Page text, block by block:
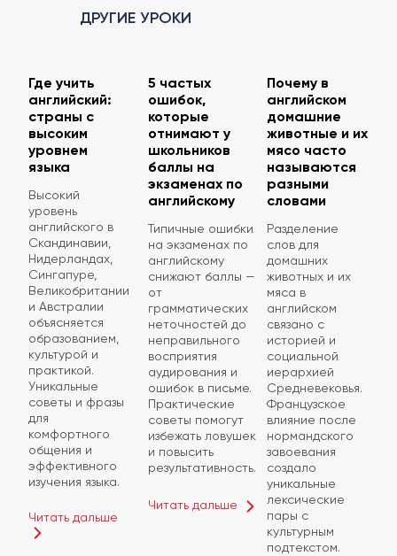
ДРУГИЕ УРОКИ
Где учить
английский:
страны с
высоким
уровнем
языка
Высокий
уровень
английского в
Скандинавии,
Нидерландах,
Сингапуре,
Великобритании
и Австралии
объясняется
образованием,
культурой и
практикой.
Уникальные
советы и фразы
для
комфортного
общения и
эффективного
изучения языка.
Читать дальше
5 частых
ошибок,
которые
отнимают у
школьников
баллы на
экзаменах по
английскому
Типичные ошибки
на экзаменах по
английскому
снижают баллы —
от
грамматических
неточностей до
неправильного
восприятия
аудирования и
ошибок в письме.
Практические
советы помогут
избежать ловушек
и повысить
результативность.
Читать дальше
Почему в
английском
домашние
животные и их
мясо часто
называются
разными
словами
Разделение
слов для
домашних
животных и их
мяса в
английском
связано с
историей и
социальной
иерархией
Средневековья.
Французское
влияние после
нормандского
завоевания
создало
уникальные
лексические
пары с
культурным
подтекстом.